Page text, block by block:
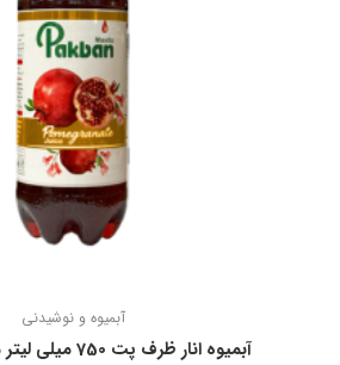
آبمیوه و نوشیدنی
آبمیوه انار ظرف پت 750 میلی لیتر ماكسیتو پاكبان